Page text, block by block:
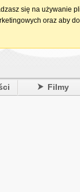
Filmy
się na używanie
oraz aby